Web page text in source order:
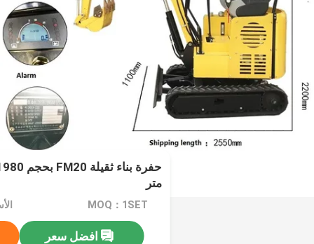
متر
MOQ：1SET
افضل سعر